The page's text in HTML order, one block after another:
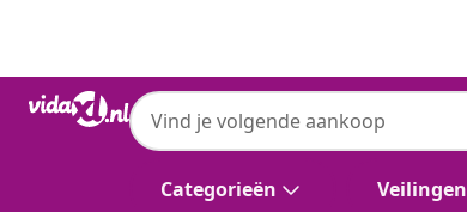
Categorieën Veilingen